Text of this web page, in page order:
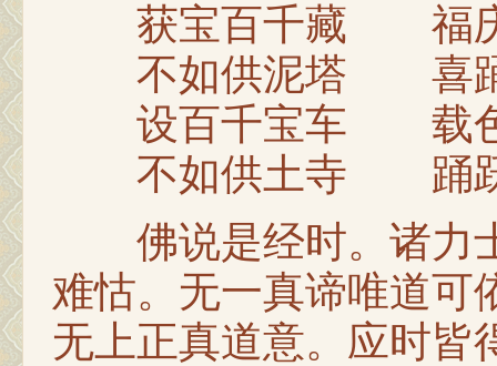
获宝百千藏 福庆
不如供泥塔 喜踊
设百千宝车 载色
不如供土寺 踊跃
佛说是经时。诸力
难怙。无一真谛唯道可
无上正真道意。应时皆